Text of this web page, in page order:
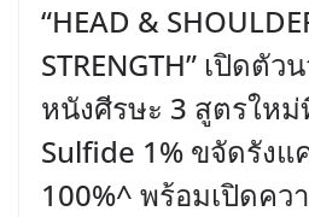
“HEAD &
STRENGTH” เปิดตั
หนังศีรษะ 3 สูตรให
Sulfide 1% ขจัดรังแ
100%^ พร้อมเปิดคว